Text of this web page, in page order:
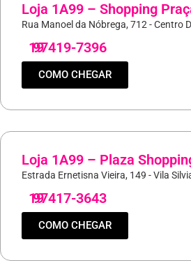
Loja 1A99 – Shopping
Rua Manoel da Nóbrega, 712 - Centro
19
97419-7396
COMO CHEGAR
Loja 1A99 – Plaza
Estrada Ernetisna Vieira, 149 - Vila
19
97417-3643
COMO CHEGAR